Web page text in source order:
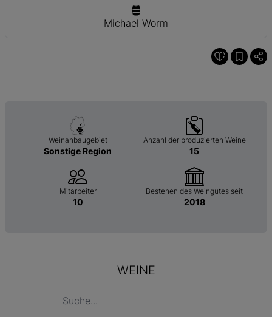
Michael Worm
Weinanbaugebiet
Sonstige Region
Anzahl der produzierten Weine
15
Mitarbeiter
10
Bestehen des Weingutes seit
2018
WEINE